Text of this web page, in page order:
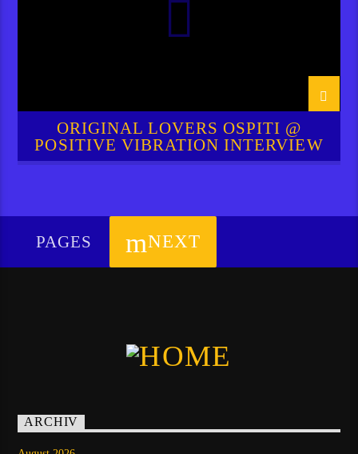
ORIGINAL LOVERS OSPITI @
POSITIVE VIBRATION INTERVIEW
PAGES NEXT
ARCHIV